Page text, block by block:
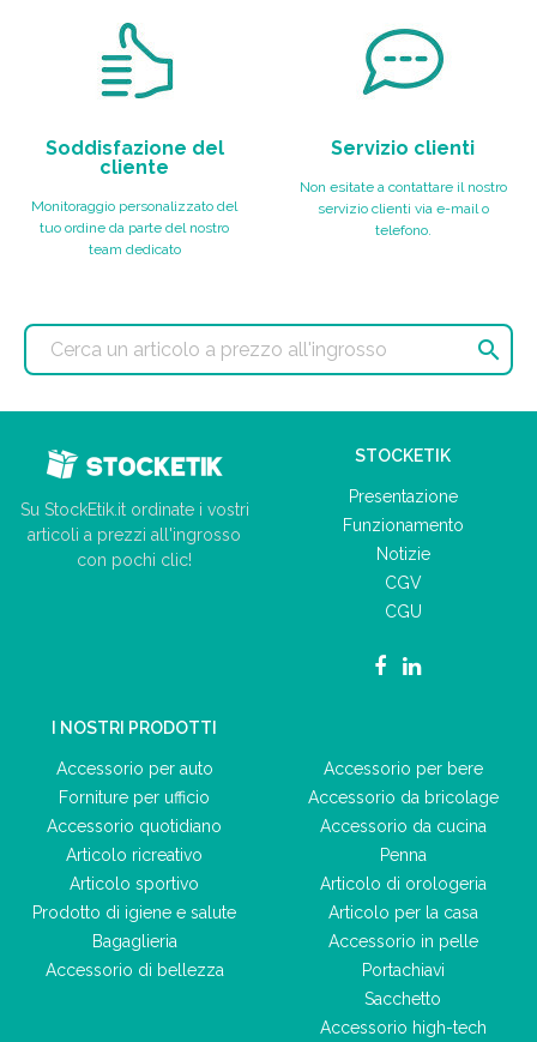
Soddisfazione del
cliente
Monitoraggio personalizzato del
tuo ordine da parte del nostro
team dedicato
Servizio clienti
Non esitate a contattare il nostro
servizio clienti via e-mail o
telefono.

Su StockEtik.it ordinate i vostri
articoli a prezzi all'ingrosso
con pochi clic!
STOCKETIK
Presentazione
Funzionamento
Notizie
CGV
CGU
I NOSTRI PRODOTTI
Accessorio per auto
Forniture per ufficio
Accessorio quotidiano
Articolo ricreativo
Articolo sportivo
Prodotto di igiene e salute
Bagaglieria
Accessorio di bellezza
Accessorio per bere
Accessorio da bricolage
Accessorio da cucina
Penna
Articolo di orologeria
Articolo per la casa
Accessorio in pelle
Portachiavi
Sacchetto
Accessorio high-tech